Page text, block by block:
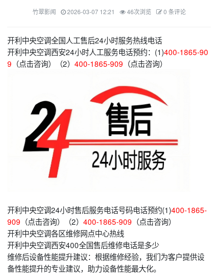
竹翠影闻 2026-03-07 12:21 46次浏览 0 条评论
开利中央空调全国人工售后24小时服务热线电话
开利中央空调西安24小时人工服务电话预约：(1)400-1865-90
9 （点击咨询）（2） 400-1865-909 （点击咨询）
开利中央空调24小时售后服务电话号码电话预约(1)400-1865-
909 （点击咨询）（2） 400-1865-909 （点击咨询）
开利中央空调各区维修网点中心热线
开利中央空调西安400全国售后维修电话是多少
维修后设备性能提升建议：根据维修经验，我们为客户提供设
备性能提升的专业建议，助力设备性能最大化。